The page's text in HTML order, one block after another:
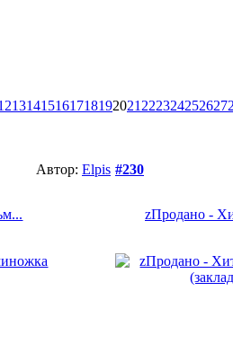
131415161718192021 222324252627
Автор: Elpis #230
zПродано -